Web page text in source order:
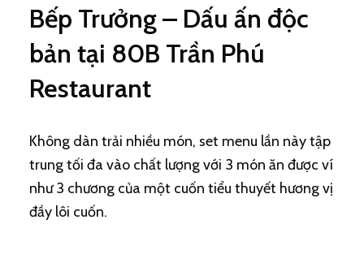
Bếp Trưởng – Dấu ấn độc
bản tại 80B Trần Phú
Restaurant
Không dàn trải nhiều món, set menu lần này tập
trung tối đa vào chất lượng với 3 món ăn được ví
như 3 chương của một cuốn tiểu thuyết hương vị
đầy lôi cuốn.